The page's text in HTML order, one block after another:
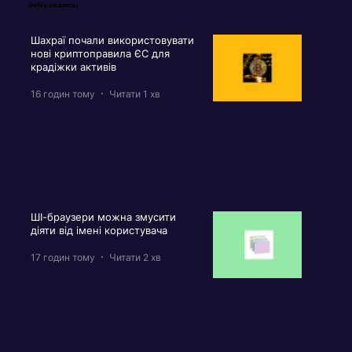
Вибір редакції
Шахраї почали використовувати
нові криптоправила ЄС для
крадіжки активів
16 годин тому Читати 1 хв
ШІ-браузери можна змусити
діяти від імені користувача
17 годин тому Читати 2 хв